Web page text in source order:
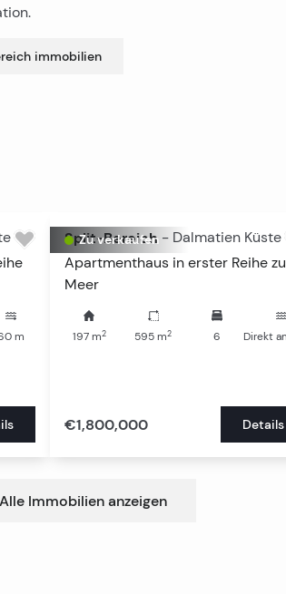
immobilien
m
Zu verkaufen
Split-Bereich - Dalmatien Küste
Apartmenthaus in erster Reihe
Meer
197m2 595 m2 6 Direkt
€1,800,000 Details
Alle Immobilien anzeigen